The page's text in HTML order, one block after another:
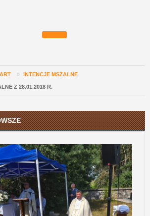
» INTENCJE MSZALNE
Z 28.01.2018 R.